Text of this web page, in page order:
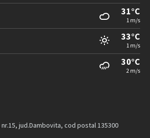
31°C
1 m/s
33°C
1 m/s
30°C
2 m/s
nr.15, jud.Dambovita, cod postal 135300